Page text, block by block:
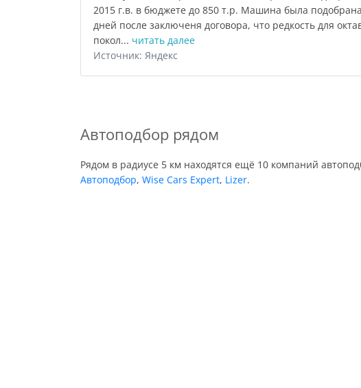
2015 г.в. в бюджете до 850 т.р. Машина была подобрана
дней после заключеня договора, что редкость для
покол... читать далее
Источник: Яндекс
Автоподбор рядом
Рядом в радиусе 5 км находятся ещё 10 компаний
Автоподбор, Wise Cars Expert, Lizer.